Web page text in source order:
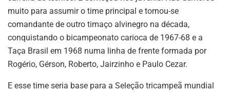
muito para assumir o time principal e tornou-se
comandante de outro timaço alvinegro na década,
conquistando o bicampeonato carioca de 1967-68 e a
Taça Brasil em 1968 numa linha de frente formada por
Rogério, Gérson, Roberto, Jairzinho e Paulo Cezar.
E esse time seria base para a Seleção tricampeã mundial